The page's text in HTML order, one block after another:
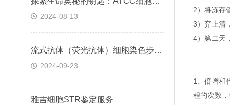
2024-08-13
流式抗体（荧光抗体）细胞染色步骤与注意事项
2024-09-23
雅吉细胞STR鉴定服务
2）将冻存
3）弃上清
4）第二天
1、倍增和
程的次数